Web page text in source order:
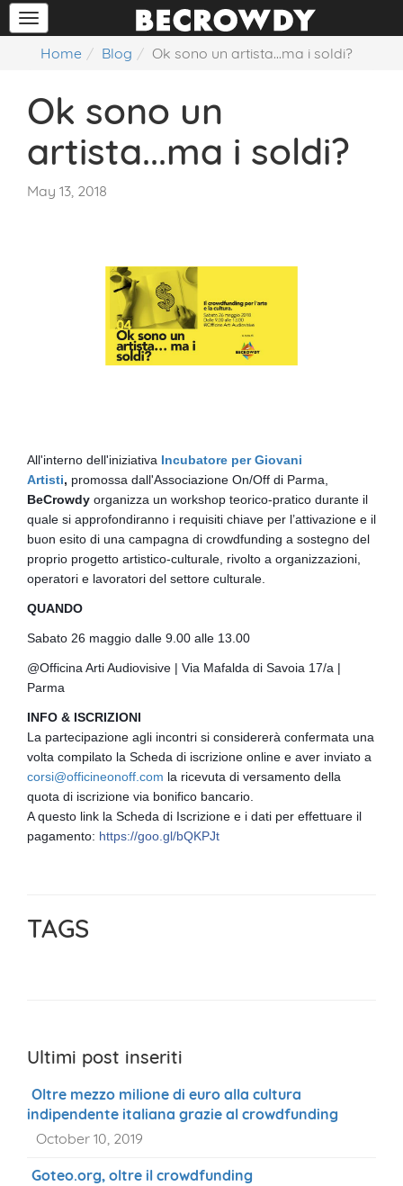
Home Blog Ok sono un artista...ma i soldi?
Ok sono un
artista...ma i soldi?
May 13, 2018
All'interno dell'iniziativa Incubatore per Giovani
Artisti, promossa dall'Associazione On/Off di Parma,
BeCrowdy organizza un workshop teorico-pratico durante il
quale si approfondiranno i requisiti chiave per l’attivazione e il
buon esito di una campagna di crowdfunding a sostegno del
proprio progetto artistico-culturale, rivolto a organizzazioni,
operatori e lavoratori del settore culturale.
QUANDO
Sabato 26 maggio dalle 9.00 alle 13.00
@Officina Arti Audiovisive | Via Mafalda di Savoia 17/a |
Parma
INFO & ISCRIZIONI
La partecipazione agli incontri si considererà confermata una
volta compilato la Scheda di iscrizione online e aver inviato a
corsi@officineonoff.com la ricevuta di versamento della
quota di iscrizione via bonifico bancario.
A questo link la Scheda di Iscrizione e i dati per effettuare il
pagamento: https://goo.gl/bQKPJt
TAGS
Ultimi post inseriti
Oltre mezzo milione di euro alla cultura
indipendente italiana grazie al crowdfunding
October 10, 2019
Goteo.org, oltre il crowdfunding